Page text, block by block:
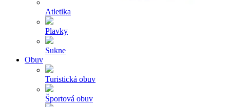
Atletika
Plavky
Sukne
Obuv
Turistická obuv
Športová obuv